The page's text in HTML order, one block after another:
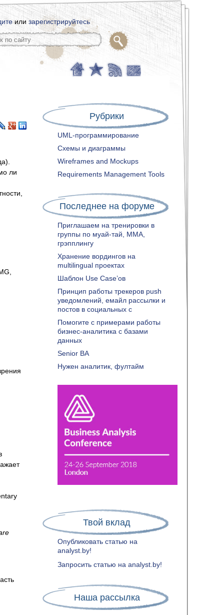
илизарегистрируйтесь
ли
Рубрики
UML-программирование
Схемы и диаграммы
Wireframes and Mockups
Requirements Management Tools
Последнее на форуме
Приглашаем на тренировки в
группы по муай-тай, ММА,
грэпплингу
Хранение вордингов на
multilingual проектах
Шаблон Use Case’ов
Принцип работы трекеров push
уведомлений, емайл рассылки и
постов в социальных с
Помогите с примерами работы
бизнес-аналитика с базами
данных
Senior BA
Нужен аналитик, фултайм
Твой вклад
Опубликовать статью на
analyst.by!
Запросить статью на analyst.by!
Наша рассылка